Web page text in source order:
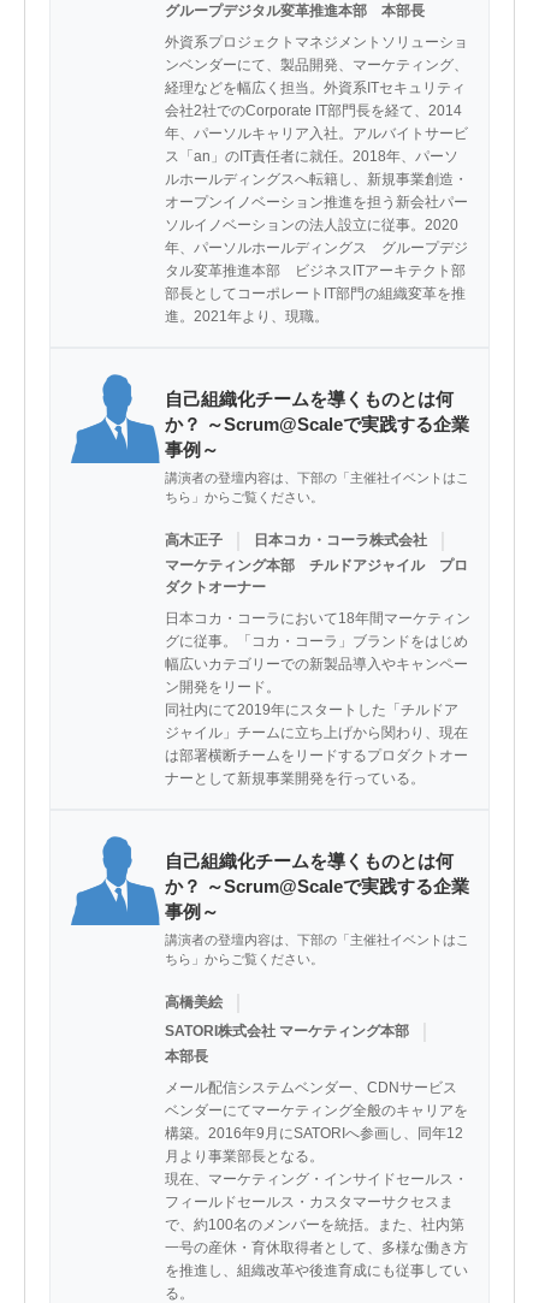
グループデジタル変革推進本部 本部長
外資系プロジェクトマネジメントソリューショ
ンベンダーにて、製品開発、マーケティング、
経理などを幅広く担当。外資系ITセキュリティ
会社2社でのCorporate IT部門長を経て、2014
年、パーソルキャリア入社。アルバイトサービ
ス「an」のIT責任者に就任。2018年、パーソ
ルホールディングスへ転籍し、新規事業創造・
オープンイノベーション推進を担う新会社パー
ソルイノベーションの法人設立に従事。2020
年、パーソルホールディングス　グループデジ
タル変革推進本部　ビジネスITアーキテクト部
部長としてコーポレートIT部門の組織変革を推
進。2021年より、現職。
自己組織化チームを導くものとは何
か？ ～Scrum@Scaleで実践する企業
事例～
講演者の登壇内容は、下部の「主催社イベントはこ
ちら」からご覧ください。
高木正子 日本コカ・コーラ株式会社
マーケティング本部 チルドアジャイル プロ
ダクトオーナー
日本コカ・コーラにおいて18年間マーケティン
グに従事。「コカ・コーラ」ブランドをはじめ
幅広いカテゴリーでの新製品導入やキャンペー
ン開発をリード。
同社内にて2019年にスタートした「チルドア
ジャイル」チームに立ち上げから関わり、現在
は部署横断チームをリードするプロダクトオー
ナーとして新規事業開発を行っている。
自己組織化チームを導くものとは何
か？ ～Scrum@Scaleで実践する企業
事例～
講演者の登壇内容は、下部の「主催社イベントはこ
ちら」からご覧ください。
高橋美絵
SATORI株式会社 マーケティング本部
本部長
メール配信システムベンダー、CDNサービス
ベンダーにてマーケティング全般のキャリアを
構築。2016年9月にSATORIへ参画し、同年12
月より事業部長となる。
現在、マーケティング・インサイドセールス・
フィールドセールス・カスタマーサクセスま
で、約100名のメンバーを統括。また、社内第
一号の産休・育休取得者として、多様な働き方
を推進し、組織改革や後進育成にも従事してい
る。